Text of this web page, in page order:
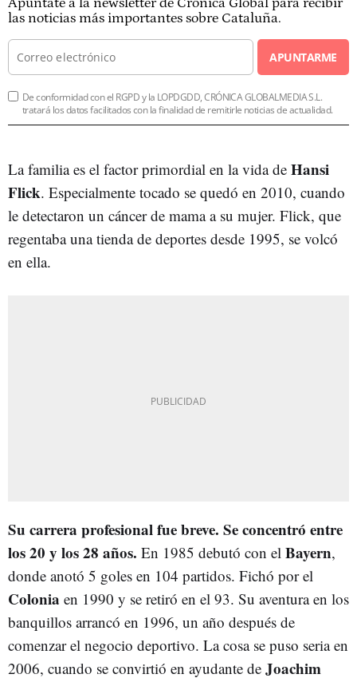
las noticias más importantes sobre Cataluña.
APUNTARME
De conformidad con el RGPD y la LOPDGDD, CRÓNICA GLOBALMEDIA S.L.
tratará los datos facilitados con la finalidad de remitirle noticias de actualidad.
La familia es el factor primordial en la vida de Hansi
Flick. Especialmente tocado se quedó en 2010, cuando
le detectaron un cáncer de mama a su mujer. Flick, que
regentaba una tienda de deportes desde 1995, se volcó
en ella.
Su carrera profesional fue breve. Se concentró entre
los 20 y los 28 años. En 1985 debutó con el Bayern,
donde anotó 5 goles en 104 partidos. Fichó por el
Colonia en 1990 y se retiró en el 93. Su aventura en los
banquillos arrancó en 1996, un año después de
comenzar el negocio deportivo. La cosa se puso seria en
2006, cuando se convirtió en ayudante de Joachim